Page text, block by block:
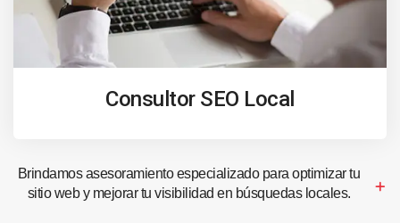
Consultor SEO Local
Brindamos asesoramiento especializado para optimizar tu
sitio web y mejorar tu visibilidad en búsquedas locales.